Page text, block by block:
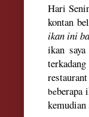
Hari
kontan
ikan ini b
ikan
terkadang
restaurant
beberapa
kemudian